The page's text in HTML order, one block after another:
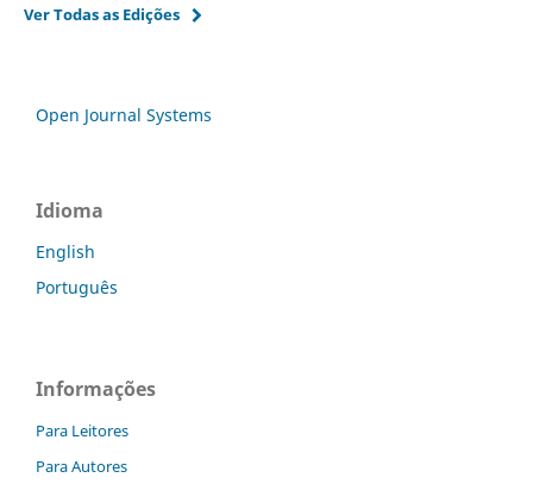
Ver Todas as Edições
Open Journal Systems
Idioma
English
Português
Informações
Para Leitores
Para Autores